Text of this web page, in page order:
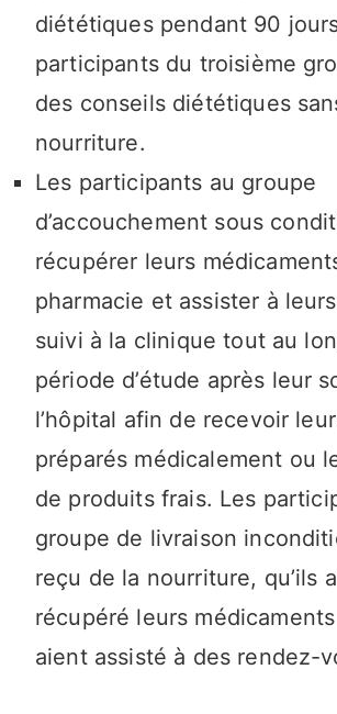
diététiques pendant 90
participants du troisième
des conseils diététiques
nourriture.
Les participants au groupe
d’accouchement sous
récupérer leurs
pharmacie et assister à
suivi à la clinique tout au
période d’étude après leur
l’hôpital afin de recevoir
préparés médicalement ou
de produits frais. Les
groupe de livraison
reçu de la nourriture, qu’ils
récupéré leurs médicaments
aient assisté à des rendez-